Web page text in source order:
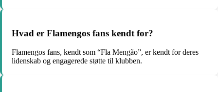
Hvad er Flamengos fans kendt for?
Flamengos fans, kendt som “Fla Mengão”, er kendt for deres
lidenskab og engagerede støtte til klubben.